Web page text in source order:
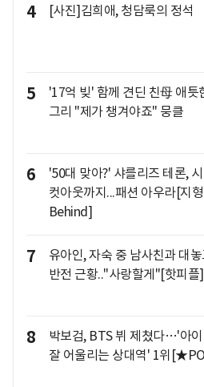
4 [사진]김희애, 청담룩의 정석
5
'17억 빚' 함께 견딘 친母 애틋
그리 "제가 챙겨야죠" 뭉클
6
'50대 맞아?' 샤를리즈 테론,
컷아웃까지...패션 아우라[지
Behind]
7
유아인, 자숙 중 남사친과 대
반전 근황.."사랑할게"[핫피플]
8
박보검, BTS 뷔 제쳤다…'아
잘 어울리는 상대역' 1위